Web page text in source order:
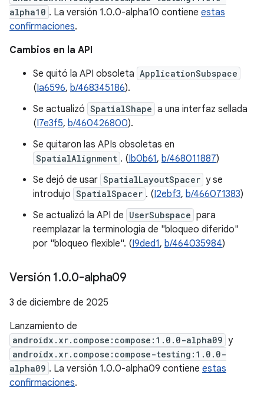
alpha10 . La versión 1.0.0-alpha10 contiene estas
confirmaciones.
Cambios en la API
Se quitó la API obsoleta ApplicationSubspace
(Ia6596, b/468345186).
Se actualizó SpatialShape a una interfaz sellada
(I7e3f5, b/460426800).
Se quitaron las APIs obsoletas en
SpatialAlignment . (Ib0b61, b/468011887)
Se dejó de usar SpatialLayoutSpacer y se
introdujo SpatialSpacer . (I2ebf3, b/466071383)
Se actualizó la API de UserSubspace para
reemplazar la terminología de "bloqueo diferido"
por "bloqueo flexible". (I9ded1, b/464035984)
Versión 1.0.0-alpha09
3 de diciembre de 2025
Lanzamiento de
androidx.xr.compose:compose:1.0.0-alpha09 y
androidx.xr.compose:compose-testing:1.0.0-
alpha09 . La versión 1.0.0-alpha09 contiene estas
confirmaciones.